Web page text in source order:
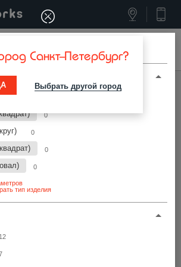
Санкт-Петербург?
Выбрать другой город
ПЕРЕХОДНИКИ И СОЕДИНИТЕЛИ
и соединители Ø28 мм
0
0
0
0
тип изделия